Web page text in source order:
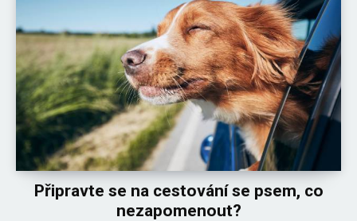
Připravte se na cestování se psem, co
nezapomenout?